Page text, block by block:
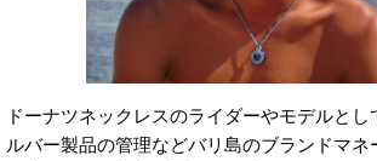
ドーナツネックレスのライダーやモデルと
ルバー製品の管理などバリ島のブランドマ